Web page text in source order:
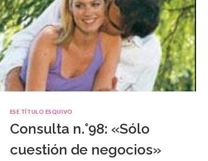
ESE TÍTULO ESQUIVO
Consulta n.°98: «Sólo
cuestión de negocios»